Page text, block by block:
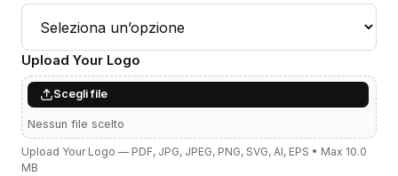
Upload Your Logo
Scegli file
Nessun file scelto
Upload Your Logo — PDF, JPG, JPEG, PNG, SVG, AI, EPS • Max 10.0
MB